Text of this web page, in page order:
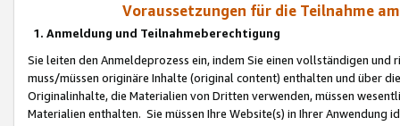
Voraussetzungen für die Teilnahme
1. Anmeldung und Teilnahmeberechtigung
Sie leiten den Anmeldeprozess ein, indem Sie einen vollständigen
muss/müssen originäre Inhalte (original content) enthalten und über
Originalinhalte, die Materialien von Dritten verwenden, müssen
Materialien enthalten. Sie müssen Ihre Website(s) in Ihrer Anwendung